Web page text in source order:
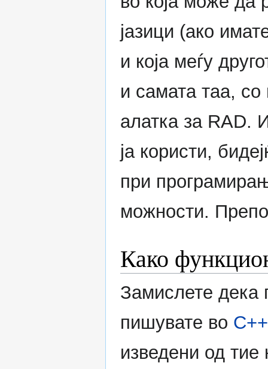
јазици (ако
и која меѓу
и самата таа,
алатка за RAD.
ја користи,
при
можности.
Како
Замислете дека
пишувате во C++
изведени од